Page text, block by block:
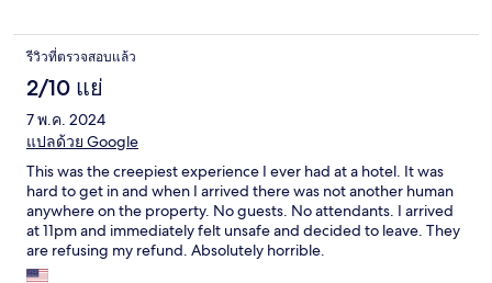
รีวิวที่ตรวจสอบแล้ว
2/10 แย่
7 พ.ค. 2024
แปลด้วย Google
This was the creepiest experience I ever had at a hotel. It was
hard to get in and when I arrived there was not another human
anywhere on the property. No guests. No attendants. I arrived
at 11pm and immediately felt unsafe and decided to leave. They
are refusing my refund. Absolutely horrible.